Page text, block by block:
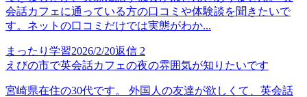
会話カフェに通っている方の口コミや体験談を聞きたいで
す。ネットの口コミだけでは実態がわか...
まったり学習2026/2/20返信 2
えびの市で英会話カフェの夜の雰囲気が知りたいです
宮崎県在住の30代です。 外国人の友達が欲しくて、英会話